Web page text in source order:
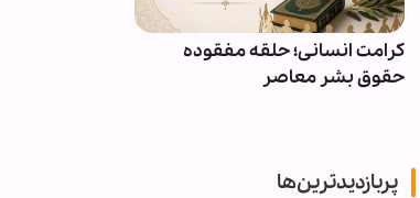
کرامت انسانی؛ حلقه مفقوده
حقوق بشر معاصر
پربازدیدترین‌ها